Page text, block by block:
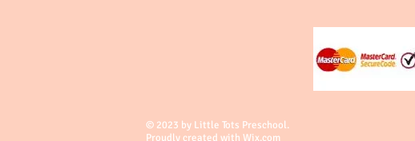
© 2023 by Little Tots Preschool.
Proudly created with Wix.com